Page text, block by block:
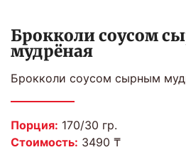
Брокколи соусом
мудрёная
Брокколи соусом сырным
Порция: 170/30 гр.
Стоимость: 3490 ₸